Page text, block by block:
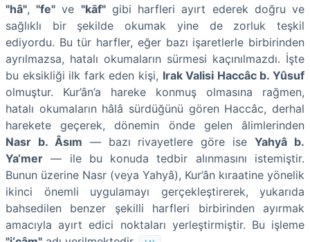
"hâ","fe" ve "kāf"gibi harfleri ayırt ederek doğru ve
sağlıklı bir şekilde okumak yine de zorluk teşkil
ediyordu. Bu tür harfler, eğer bazı işaretlerle birbirinden
ayrılmazsa, hatalı okumaların sürmesi kaçınılmazdı. İşte
bu eksikliği ilk fark eden kişi, Irak Valisi Haccâc b. Yûsuf
olmuştur. Kur’ân’a hareke konmuş olmasına rağmen,
hatalı okumaların hâlâ sürdüğünü gören Haccâc, derhal
harekete geçerek, dönemin önde gelen âlimlerinden
Nasr b. Âsım — bazı rivayetlere göre iseYahyâ b.
Ya‘mer — ile bu konuda tedbir alınmasını istemiştir.
Bunun üzerine Nasr (veya Yahyâ), Kur’ân kıraatine yönelik
ikinci önemli uygulamayı gerçekleştirerek, yukarıda
bahsedilen benzer şekilli harfleri birbirinden ayırmak
amacıyla ayırt edici noktaları yerleştirmiştir. Bu işleme